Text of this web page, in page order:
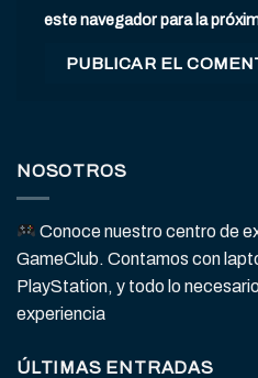
este navegador para la
NOSOTROS
Conoce nuestro centro de
GameClub. Contamos con
PlayStation, y todo lo
experiencia
ÚLTIMAS ENTRADAS